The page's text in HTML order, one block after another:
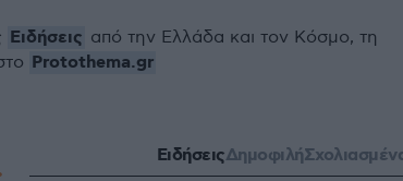
Ειδήσεις από την Ελλάδα και τον Κόσμο, τη
Protothema.gr
ΕιδήσειςΔημοφιλή